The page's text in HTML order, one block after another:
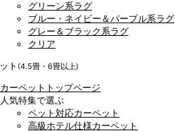
グリーン系ラグ
ブルー・ネイビー＆パープル系ラグ
グレー＆ブラック系ラグ
クリア
ト (4.5畳・6畳以上)
カーペットトップページ
人気特集で選ぶ
ペット対応カーペット
高級ホテル仕様カーペット